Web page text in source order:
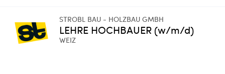
STROBL BAU - HOLZBAU GMBH
LEHRE HOCHBAUER (w/m/d)
WEIZ